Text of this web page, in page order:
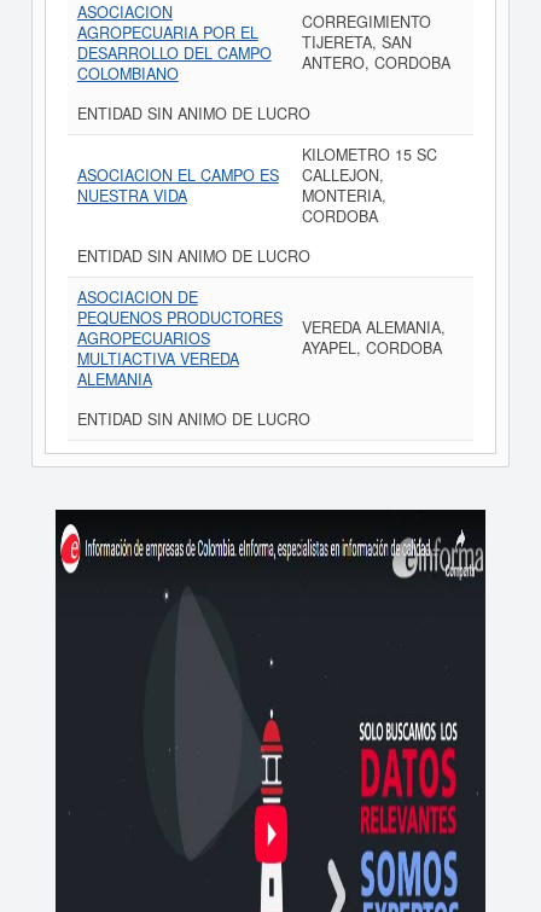
ASOCIACION
AGROPECUARIA POR EL
DESARROLLO DEL CAMPO
COLOMBIANO
CORREGIMIENTO
TIJERETA, SAN
ANTERO, CORDOBA
ENTIDAD SIN ANIMO DE LUCRO
ASOCIACION EL CAMPO ES
NUESTRA VIDA
KILOMETRO 15 SC
CALLEJON,
MONTERIA,
CORDOBA
ENTIDAD SIN ANIMO DE LUCRO
ASOCIACION DE
PEQUENOS PRODUCTORES
AGROPECUARIOS
MULTIACTIVA VEREDA
ALEMANIA
VEREDA ALEMANIA,
AYAPEL, CORDOBA
ENTIDAD SIN ANIMO DE LUCRO